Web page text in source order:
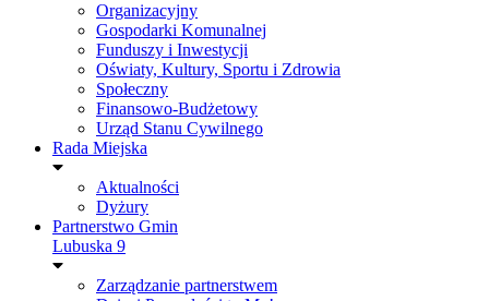
Organizacyjny
Gospodarki Komunalnej
Funduszy i Inwestycji
Oświaty, Kultury, Sportu i Zdrowia
Społeczny
Finansowo-Budżetowy
Urząd Stanu Cywilnego
Rada Miejska
Aktualności
Dyżury
Partnerstwo Gmin
Lubuska 9
Zarządzanie partnerstwem